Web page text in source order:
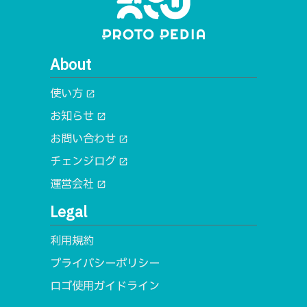
About
使い方 open_in_new
お知らせ open_in_new
お問い合わせ open_in_new
チェンジログ open_in_new
運営会社 open_in_new
Legal
利用規約
プライバシーポリシー
ロゴ使用ガイドライン